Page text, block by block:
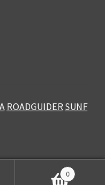
ROADGUIDER SUNF
0